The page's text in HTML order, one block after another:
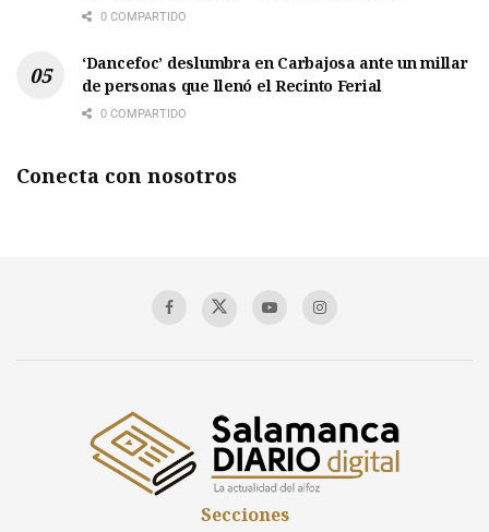
0 COMPARTIDO
‘Dancefoc’ deslumbra en Carbajosa ante un millar
de personas que llenó el Recinto Ferial
0 COMPARTIDO
Conecta con nosotros
Secciones